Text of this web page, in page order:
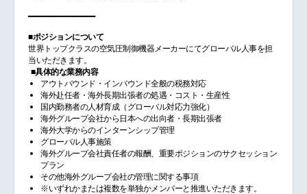
━━━━━━━━━━━━━━━
■ポジションについて
世界トップクラスの空気圧制御機器メーカーにてグローバル人事を担
当いただきます。
■具体的な業務内容
アウトバウンド・インバウンド全般の税務対応
海外赴任者・海外長期出張者の処遇・コスト・生産性
国内勤務者の人材育成（グローバル対応力強化）
海外グループ会社から日本への出向者・長期出張者
海外大学からのインターンシップ管理
グローバル人事施策
海外グループ会社責任者の報酬、重要ポジションのサクセッション
プラン
その他海外グループ会社の管理に関する事項
※いずれかまたは複数を単独かメンバーと推進いただきます。